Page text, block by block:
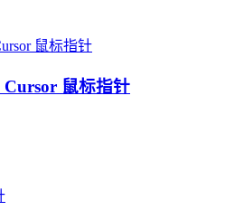
鼠标指针